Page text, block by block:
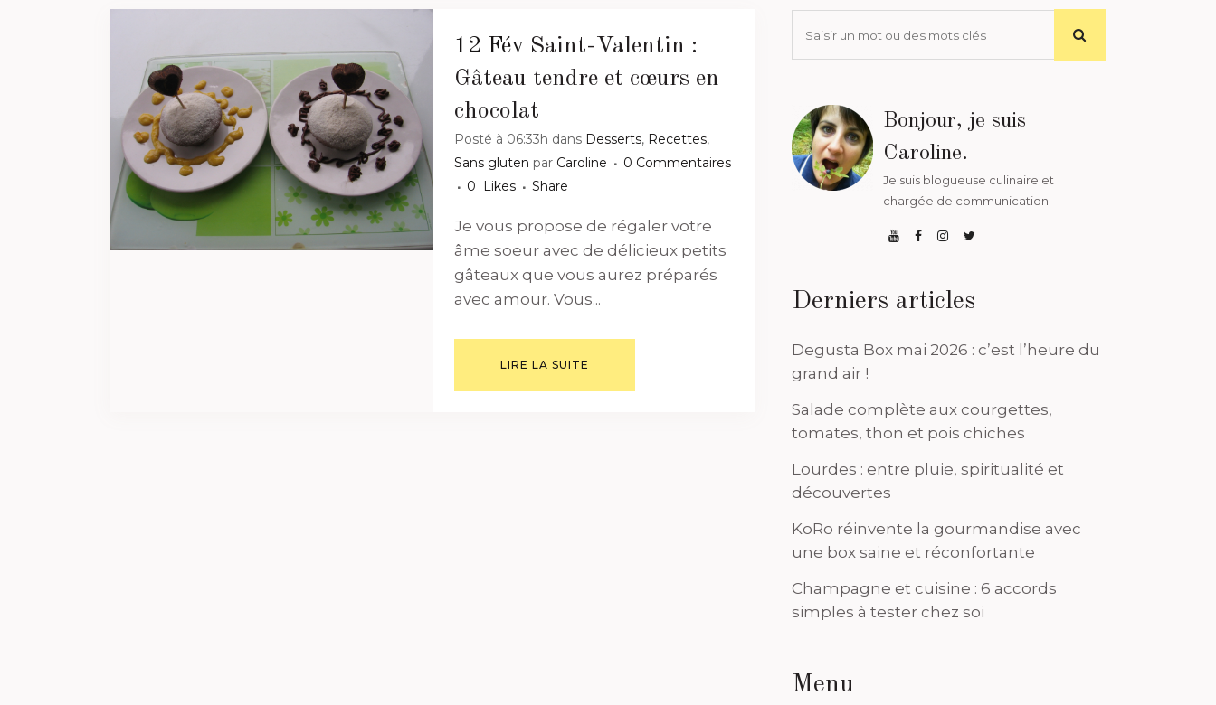
12 Fév Saint-Valentin :
Gâteau tendre et cœurs en
chocolat
Posté à 06:33h dans Desserts, Recettes,
Sans gluten par Caroline
0 Commentaires
0
Likes Share
Je vous propose de régaler votre
âme soeur avec de délicieux petits
gâteaux que vous aurez préparés
avec amour. Vous...
LIRE LA SUITE
Bonjour, je suis
Caroline.
Je suis blogueuse culinaire et
chargée de communication.
Derniers articles
Degusta Box mai 2026 : c’est l’heure du
grand air !
Salade complète aux courgettes,
tomates, thon et pois chiches
Lourdes : entre pluie, spiritualité et
découvertes
KoRo réinvente la gourmandise avec
une box saine et réconfortante
Champagne et cuisine : 6 accords
simples à tester chez soi
Menu